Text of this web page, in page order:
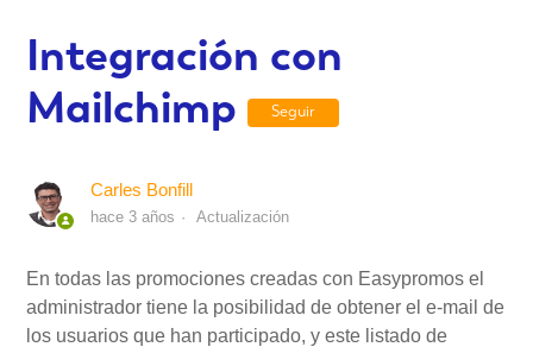
Participantes y estadísticas
Integraciones
Integración con
Mailchimp
Seguir
Carles Bonfill
hace 3 años Actualización
En todas las promociones creadas con Easypromos el
administrador tiene la posibilidad de obtener el e-mail de
los usuarios que han participado, y este listado de